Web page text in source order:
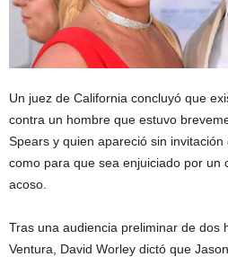
Un juez de California concluyó que
contra un hombre que estuvo
Spears y quien apareció sin
como para que sea enjuiciado por un
acoso.
Tras una audiencia preliminar de dos
Ventura, David Worley dictó que